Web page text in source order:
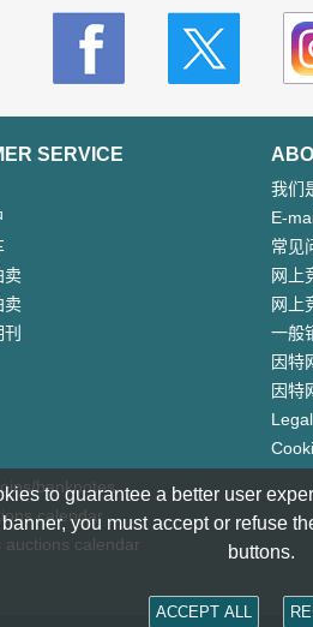
SERVICE
卖
卖
刊
banknotes
calendar
auctions calendar
我们
E-
常见
网上
网上
一般
因特
因特
to guarantee a better user
you must accept or refuse
buttons.
ACCEPT ALL